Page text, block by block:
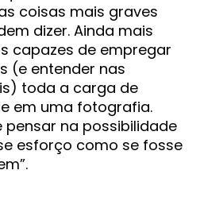
coisas mais graves
dizer. Ainda mais
capazes de empregar
(e entender nas
toda a carga de
em uma fotografia.
pensar na possibilidade
esforço como se fosse